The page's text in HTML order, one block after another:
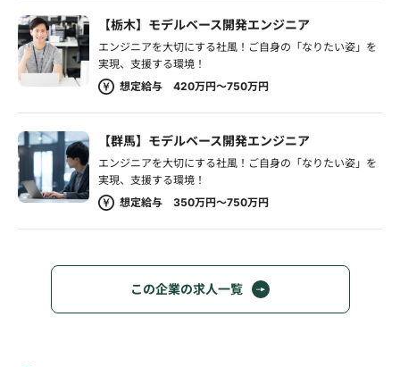
【栃木】モデルベース開発エンジニア
エンジニアを大切にする社風！ご自身の「なりたい姿」を
実現、支援する環境！
想定給与 420万円～750万円
【群馬】モデルベース開発エンジニア
エンジニアを大切にする社風！ご自身の「なりたい姿」を
実現、支援する環境！
想定給与 350万円～750万円
この企業の求人一覧